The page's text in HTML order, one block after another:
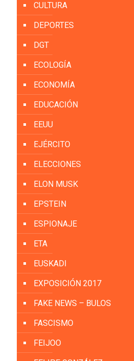
CULTURA
DEPORTES
DGT
ECOLOGÍA
ECONOMÍA
EDUCACIÓN
EEUU
EJÉRCITO
ELECCIONES
ELON MUSK
EPSTEIN
ESPIONAJE
ETA
EUSKADI
EXPOSICIÓN 2017
FAKE NEWS – BULOS
FASCISMO
FEIJOO